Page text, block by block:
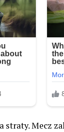
straty. Mecz